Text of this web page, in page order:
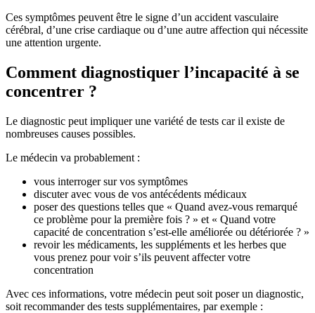
Ces symptômes peuvent être le signe d’un accident vasculaire
cérébral, d’une crise cardiaque ou d’une autre affection qui nécessite
une attention urgente.
Comment diagnostiquer l’incapacité à se
concentrer ?
Le diagnostic peut impliquer une variété de tests car il existe de
nombreuses causes possibles.
Le médecin va probablement :
vous interroger sur vos symptômes
discuter avec vous de vos antécédents médicaux
poser des questions telles que « Quand avez-vous remarqué
ce problème pour la première fois ? » et « Quand votre
capacité de concentration s’est-elle améliorée ou détériorée ? »
revoir les médicaments, les suppléments et les herbes que
vous prenez pour voir s’ils peuvent affecter votre
concentration
Avec ces informations, votre médecin peut soit poser un diagnostic,
soit recommander des tests supplémentaires, par exemple :